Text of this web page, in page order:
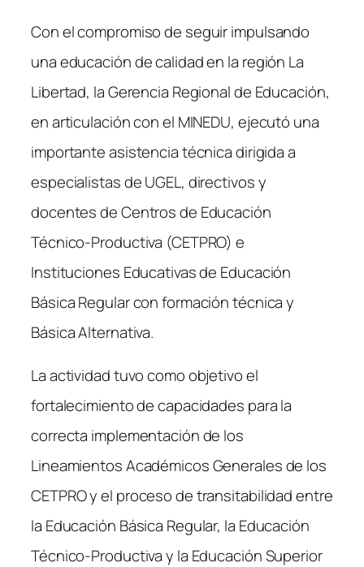
Con el compromiso de seguir impulsando
una educación de calidad en la región La
Libertad, la Gerencia Regional de Educación,
en articulación con el MINEDU, ejecutó una
importante asistencia técnica dirigida a
especialistas de UGEL, directivos y
docentes de Centros de Educación
Técnico-Productiva (CETPRO) e
Instituciones Educativas de Educación
Básica Regular con formación técnica y
Básica Alternativa.
La actividad tuvo como objetivo el
fortalecimiento de capacidades para la
correcta implementación de los
Lineamientos Académicos Generales de los
CETPRO y el proceso de transitabilidad entre
la Educación Básica Regular, la Educación
Técnico-Productiva y la Educación Superior